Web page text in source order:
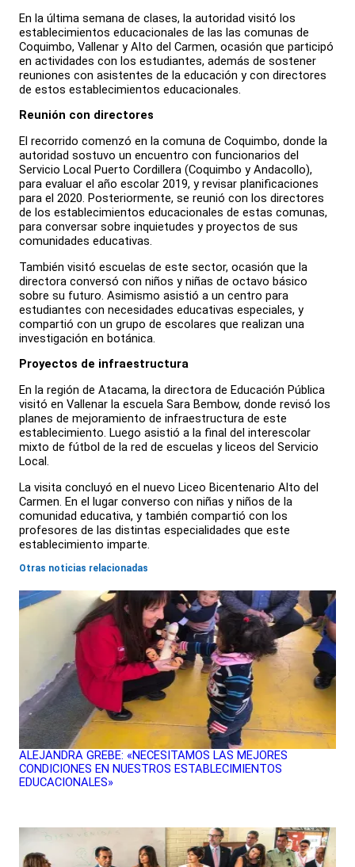
En la última semana de clases, la autoridad visitó los
establecimientos educacionales de las las comunas de
Coquimbo, Vallenar y Alto del Carmen, ocasión que participó
en actividades con los estudiantes, además de sostener
reuniones con asistentes de la educación y con directores
de estos establecimientos educacionales.
Reunión con directores
El recorrido comenzó en la comuna de Coquimbo, donde la
autoridad sostuvo un encuentro con funcionarios del
Servicio Local Puerto Cordillera (Coquimbo y Andacollo),
para evaluar el año escolar 2019, y revisar planificaciones
para el 2020. Posteriormente, se reunió con los directores
de los establecimientos educacionales de estas comunas,
para conversar sobre inquietudes y proyectos de sus
comunidades educativas.
También visitó escuelas de este sector, ocasión que la
directora conversó con niños y niñas de octavo básico
sobre su futuro. Asimismo asistió a un centro para
estudiantes con necesidades educativas especiales, y
compartió con un grupo de escolares que realizan una
investigación en botánica.
Proyectos de infraestructura
En la región de Atacama, la directora de Educación Pública
visitó en Vallenar la escuela Sara Bembow, donde revisó los
planes de mejoramiento de infraestructura de este
establecimiento. Luego asistió a la final del interescolar
mixto de fútbol de la red de escuelas y liceos del Servicio
Local.
La visita concluyó en el nuevo Liceo Bicentenario Alto del
Carmen. En el lugar converso con niñas y niños de la
comunidad educativa, y también compartió con los
profesores de las distintas especialidades que este
establecimiento imparte.
Otras noticias relacionadas
ALEJANDRA GREBE: «NECESITAMOS LAS MEJORES
CONDICIONES EN NUESTROS ESTABLECIMIENTOS
EDUCACIONALES»